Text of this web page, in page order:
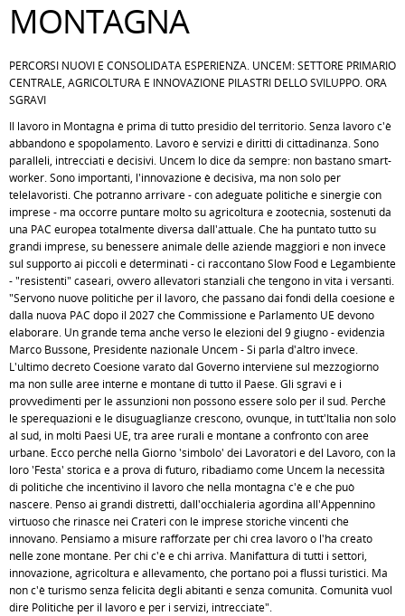
MONTAGNA
PERCORSI NUOVI E CONSOLIDATA ESPERIENZA. UNCEM: SETTORE PRIMARIO
CENTRALE, AGRICOLTURA E INNOVAZIONE PILASTRI DELLO SVILUPPO. ORA
SGRAVI
Il lavoro in Montagna è prima di tutto presidio del territorio. Senza lavoro c'è
abbandono e spopolamento. Lavoro è servizi e diritti di cittadinanza. Sono
paralleli, intrecciati e decisivi. Uncem lo dice da sempre: non bastano smart-
worker. Sono importanti, l'innovazione è decisiva, ma non solo per
telelavoristi. Che potranno arrivare - con adeguate politiche e sinergie con
imprese - ma occorre puntare molto su agricoltura e zootecnia, sostenuti da
una PAC europea totalmente diversa dall'attuale. Che ha puntato tutto su
grandi imprese, su benessere animale delle aziende maggiori e non invece
sul supporto ai piccoli e determinati - ci raccontano Slow Food e Legambiente
- "resistenti" caseari, ovvero allevatori stanziali che tengono in vita i versanti.
"Servono nuove politiche per il lavoro, che passano dai fondi della coesione e
dalla nuova PAC dopo il 2027 che Commissione e Parlamento UE devono
elaborare. Un grande tema anche verso le elezioni del 9 giugno - evidenzia
Marco Bussone, Presidente nazionale Uncem - Si parla d'altro invece.
L'ultimo decreto Coesione varato dal Governo interviene sul mezzogiorno
ma non sulle aree interne e montane di tutto il Paese. Gli sgravi e i
provvedimenti per le assunzioni non possono essere solo per il sud. Perché
le sperequazioni e le disuguaglianze crescono, ovunque, in tutt'Italia non solo
al sud, in molti Paesi UE, tra aree rurali e montane a confronto con aree
urbane. Ecco perché nella Giorno 'simbolo' dei Lavoratori e del Lavoro, con la
loro 'Festa' storica e a prova di futuro, ribadiamo come Uncem la necessità
di politiche che incentivino il lavoro che nella montagna c'è e che può
nascere. Penso ai grandi distretti, dall'occhialeria agordina all'Appennino
virtuoso che rinasce nei Crateri con le imprese storiche vincenti che
innovano. Pensiamo a misure rafforzate per chi crea lavoro o l'ha creato
nelle zone montane. Per chi c'è e chi arriva. Manifattura di tutti i settori,
innovazione, agricoltura e allevamento, che portano poi a flussi turistici. Ma
non c'è turismo senza felicità degli abitanti e senza comunità. Comunità vuol
dire Politiche per il lavoro e per i servizi, intrecciate".